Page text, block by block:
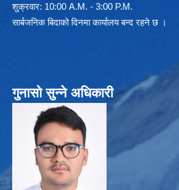
शुक्रवार: 10:00 A.M. - 3:00 P.M.
सार्बजनिक बिदाको दिनमा कार्यालय बन्द रहने छ ।
गुनासो सुन्ने अधिकारी